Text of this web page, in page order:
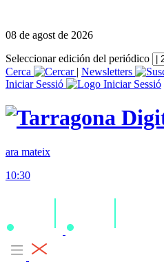
08 de agost de 2026
Seleccionar edición del periódico
Cerca
| Newsletters
Iniciar Sessió
ara mateix
10:30